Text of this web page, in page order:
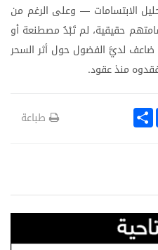
الابتسامات — وعلى الرغم من
حقيقية، لم تَبْدُ مصطنعة أو
ضاعف لديَّ الفضول حول أثر السحر
منذعقود.
S
h طباعة